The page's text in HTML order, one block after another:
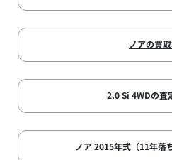
ノアの買
2.0 Si 4WDの査
ノア 2015年式（11年落